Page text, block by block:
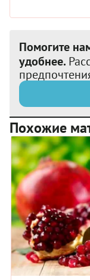
Помогите
удобнее.
Похожие